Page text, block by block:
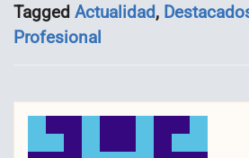
Tagged Actualidad,
Profesional